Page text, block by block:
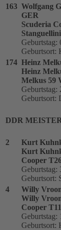
163 Wolfgang
GER
Scuderia
Geburtstag:
Geburtsort:
174 Heinz
Heinz
Melkus 59
Geburtstag:
Geburtsort:
DDR
2
Kurt
Kurt
Cooper
Geburtstag:
Geburtsort:
4
Willy
Willy
Cooper
Geburtstag:
Geburtsort: